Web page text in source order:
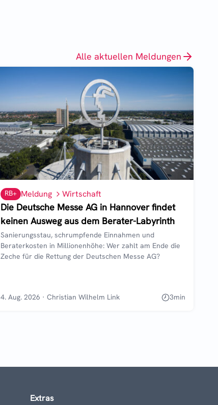
Alle aktuellen Meldungen
RB+ Meldung Wirtschaft
Die Deutsche Messe AG in Hannover findet
keinen Ausweg aus dem Berater-Labyrinth
Sanierungsstau, schrumpfende Einnahmen und
Beraterkosten in Millionenhöhe: Wer zahlt am Ende die
Zeche für die Rettung der Deutschen Messe AG?
4. Aug. 2026 ·Christian Wilhelm Link 3min
Extras